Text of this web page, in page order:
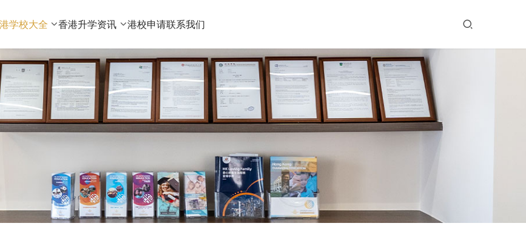
学校大全 香港升学资讯 港校申请联系我们